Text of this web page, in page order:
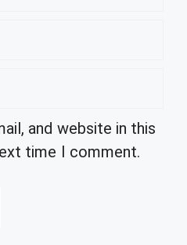
and website in this
time I comment.